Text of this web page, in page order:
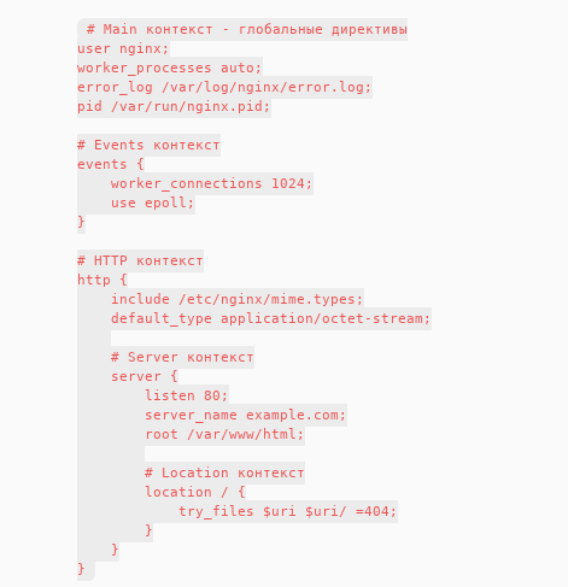
# Main контекст - глобальные директивы
user nginx;
worker_processes auto;
error_log /var/log/nginx/error.log;
pid /var/run/nginx.pid;
# Events контекст
events {
    worker_connections 1024;
    use epoll;
}
# HTTP контекст
http {
    include /etc/nginx/mime.types;
    default_type application/octet-stream;
    # Server контекст
    server {
        listen 80;
        server_name example.com;
        root /var/www/html;
        # Location контекст
        location / {
            try_files $uri $uri/ =404;
        }
    }